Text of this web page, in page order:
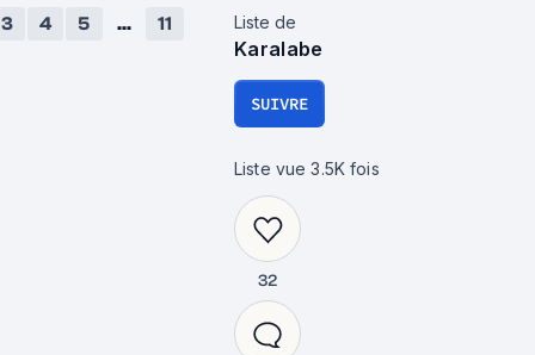
3 4 5 ... 11 Liste de
Karalabe
SUIVRE
Liste vue3.5Kfois
32